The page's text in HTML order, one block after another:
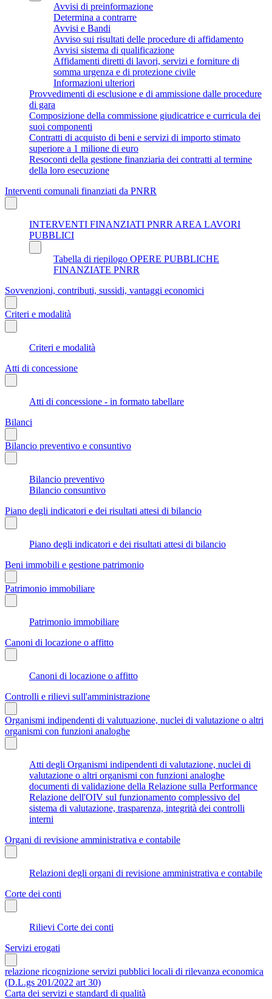
Avvisi di preinformazione
Determina a contrarre
Avvisi e Bandi
Avviso sui risultati delle procedure di affidamento
Avvisi sistema di qualificazione
Affidamenti diretti di lavori, servizi e forniture di
somma urgenza e di protezione civile
Informazioni ulteriori
Provvedimenti di esclusione e di ammissione dalle procedure
di gara
Composizione della commissione giudicatrice e curricula dei
suoi componenti
Contratti di acquisto di beni e servizi di importo stimato
superiore a 1 milione di euro
Resoconti della gestione finanziaria dei contratti al termine
della loro esecuzione
Interventi comunali finanziati da PNRR
INTERVENTI FINANZIATI PNRR AREA LAVORI
PUBBLICI
Tabella di riepilogo OPERE PUBBLICHE
FINANZIATE PNRR
Sovvenzioni, contributi, sussidi, vantaggi economici
Criteri e modalità
Criteri e modalità
Atti di concessione
Atti di concessione - in formato tabellare
Bilanci
Bilancio preventivo e consuntivo
Bilancio preventivo
Bilancio consuntivo
Piano degli indicatori e dei risultati attesi di bilancio
Piano degli indicatori e dei risultati attesi di bilancio
Beni immobili e gestione patrimonio
Patrimonio immobiliare
Patrimonio immobiliare
Canoni di locazione o affitto
Canoni di locazione o affitto
Controlli e rilievi sull'amministrazione
Organismi indipendenti di valutuazione, nuclei di valutazione o altri
organismi con funzioni analoghe
Atti degli Organismi indipendenti di valutazione, nuclei di
valutazione o altri organismi con funzioni analoghe
documenti di validazione della Relazione sulla Performance
Relazione dell'OIV sul funzionamento complessivo del
sistema di valutazione, trasparenza, integrità dei controlli
interni
Organi di revisione amministrativa e contabile
Relazioni degli organi di revisione amministrativa e contabile
Corte dei conti
Rilievi Corte dei conti
Servizi erogati
relazione ricognizione servizi pubblici locali di rilevanza economica
(D.L.gs 201/2022 art 30)
Carta dei servizi e standard di qualità